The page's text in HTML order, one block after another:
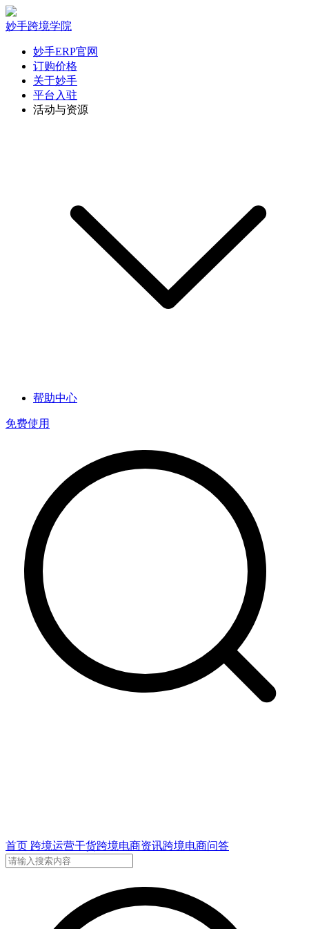
妙手跨境学院
妙手ERP官网
订购价格
关于妙手
平台入驻
活动与资源
帮助中心
免费使用
首页 跨境运营干货跨境电商资讯跨境电商问答